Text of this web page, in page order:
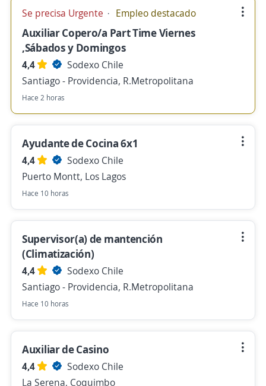
Se precisa Urgente Empleo destacado
Auxiliar Copero/a Part Time Viernes
,Sábados y Domingos
4,4
Sodexo Chile
Santiago - Providencia, R.Metropolitana
Hace 2 horas
Ayudante de Cocina 6x1
4,4
Sodexo Chile
Puerto Montt, Los Lagos
Hace 10 horas
Supervisor(a) de mantención
(Climatización)
4,4
Sodexo Chile
Santiago - Providencia, R.Metropolitana
Hace 10 horas
Auxiliar de Casino
4,4
Sodexo Chile
La Serena, Coquimbo